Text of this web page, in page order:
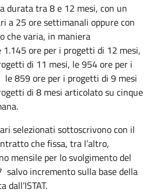
durata tra 8 e 12 mesi, con un
a 25 ore settimanali oppure con
che varia, in maniera
ore per i progetti di 12 mesi,
di 11 mesi, le 954 ore per i
859 ore per i progetti di 9 mesi
di 8 mesi articolato su cinque
selezionati sottoscrivono con il
che fissa, tra l’altro,
mensile per lo svolgimento del
incremento sulla base della
dall’ISTAT.